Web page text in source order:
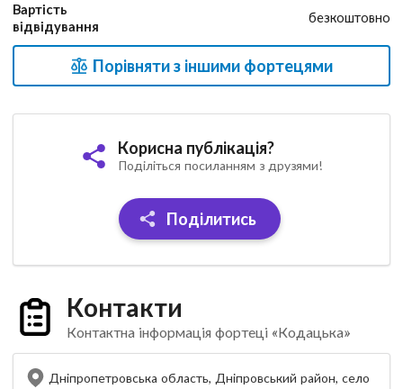
Вартість
відвідування
безкоштовно
Порівняти з іншими фортецями
Корисна публікація?
Поділіться посиланням з друзями!
Поділитись
Контакти
Контактна інформація фортеці «Кодацька»
Дніпропетровська область, Дніпровський район, село